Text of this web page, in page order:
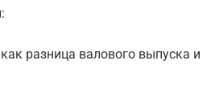
разница валового выпуска и